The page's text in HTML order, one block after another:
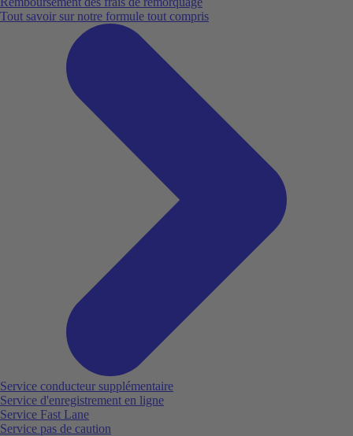
Tout savoir sur notre formule tout compris
Service conducteur supplémentaire
Service d'enregistrement en ligne
Service Fast Lane
Service pas de caution